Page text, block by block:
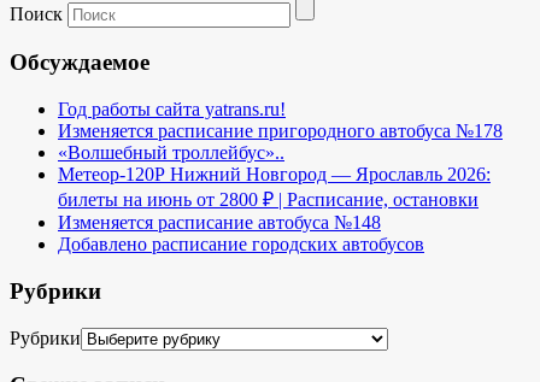
Поиск
Обсуждаемое
Год работы сайта yatrans.ru!
Изменяется расписание пригородного автобуса №178
«Волшебный троллейбус»..
Метеор-120Р Нижний Новгород — Ярославль 2026:
билеты на июнь от 2800 ₽ | Расписание, остановки
Изменяется расписание автобуса №148
Добавлено расписание городских автобусов
Рубрики
Рубрики